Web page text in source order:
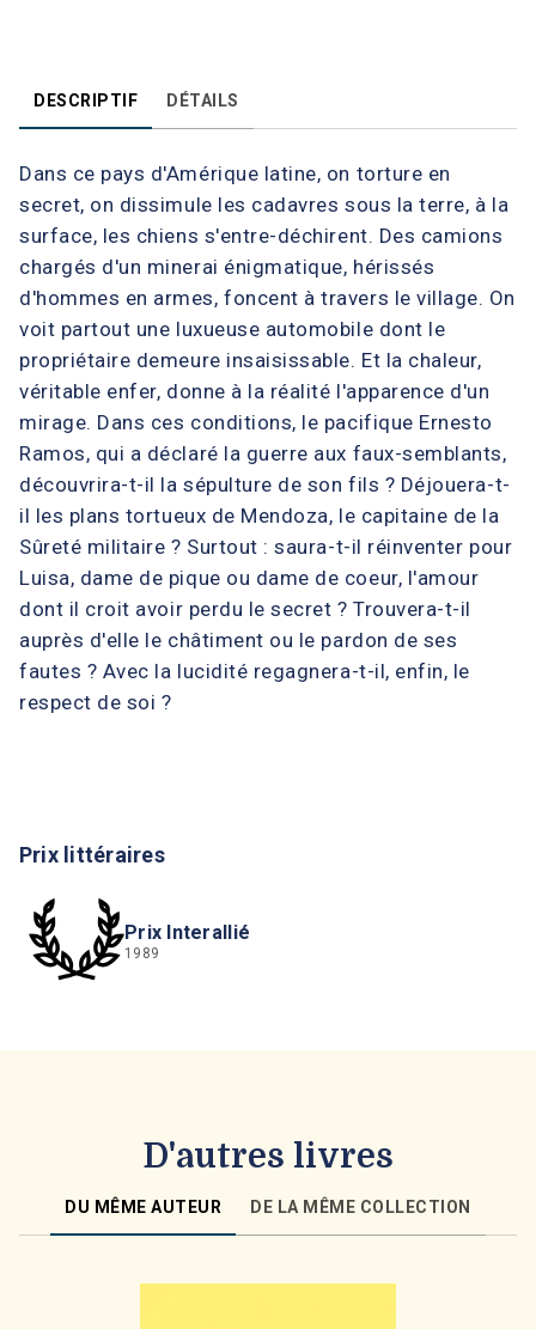
DESCRIPTIF DÉTAILS
Dans ce pays d'Amérique latine, on torture en
secret, on dissimule les cadavres sous la terre, à la
surface, les chiens s'entre-déchirent. Des camions
chargés d'un minerai énigmatique, hérissés
d'hommes en armes, foncent à travers le village. On
voit partout une luxueuse automobile dont le
propriétaire demeure insaisissable. Et la chaleur,
véritable enfer, donne à la réalité l'apparence d'un
mirage. Dans ces conditions, le pacifique Ernesto
Ramos, qui a déclaré la guerre aux faux-semblants,
découvrira-t-il la sépulture de son fils ? Déjouera-t-
il les plans tortueux de Mendoza, le capitaine de la
Sûreté militaire ? Surtout : saura-t-il réinventer pour
Luisa, dame de pique ou dame de coeur, l'amour
dont il croit avoir perdu le secret ? Trouvera-t-il
auprès d'elle le châtiment ou le pardon de ses
fautes ? Avec la lucidité regagnera-t-il, enfin, le
respect de soi ?
Prix littéraires
Prix Interallié
1989
D'autres livres
DU MÊME AUTEUR DE LA MÊME COLLECTION